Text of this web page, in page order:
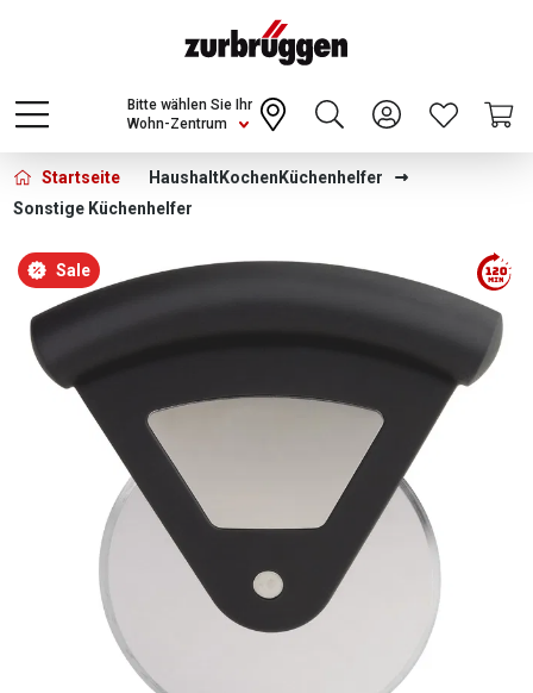
Choose a different country or region to see
content for your location and shop online
CONTINUE
Wohn-Zentrum
Bitte wählen Sie Ihr
Startseite HaushaltKochen Küchenhelfer
Sonstige Küchenhelfer
Bildergalerie überspringen
Sale